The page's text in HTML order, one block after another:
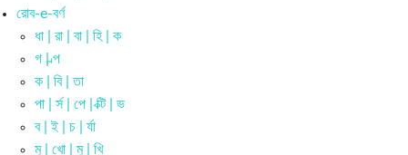
রোব-e-বর্ণ
ধা | রা | বা | হি | ক
গ | ল্প
ক | বি | তা
পা | র্স | পে | ক্টি | ভ
ব | ই | চ | র্যা
মু | খো | মু | খি